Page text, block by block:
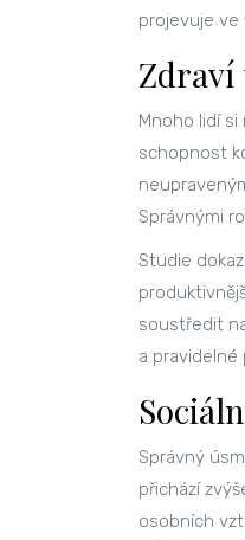
projevuje ve
Zdraví
Mnoho lidí
schopnost
Správnými
Studie
soustředit
a pravidelné
Správný
přichází
osobních